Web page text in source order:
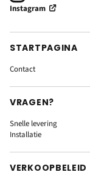
Instagram
STARTPAGINA
Contact
VRAGEN?
Snelle levering
Installatie
VERKOOPBELEID